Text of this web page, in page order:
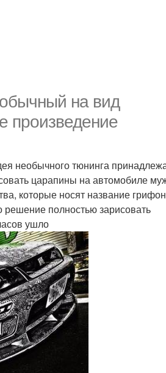
на вид
произведение
необычного тюнинга
царапины на автомобиле
которые носят название
полностью зарисовать
ушло